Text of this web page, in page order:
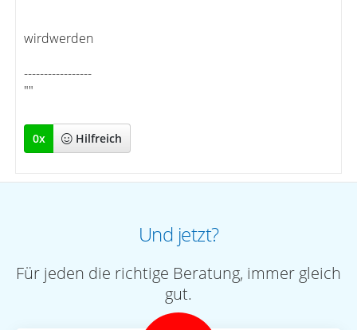
wirdwerden
-----------------
""
0x Hilfreich
Und jetzt?
Für jeden die richtige Beratung, immer gleich
gut.